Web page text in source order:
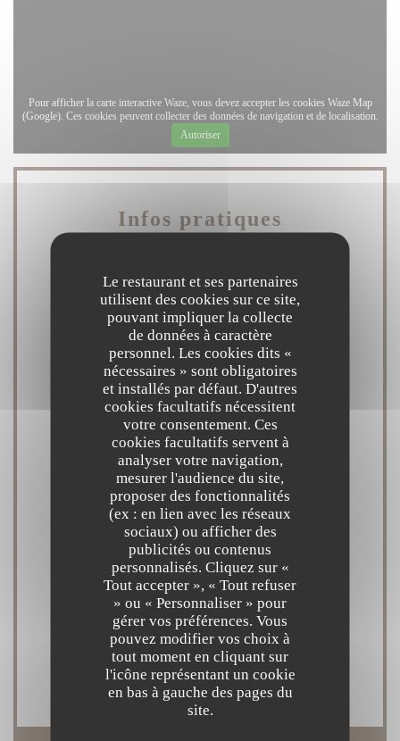
Le restaurant et ses partenaires
utilisent des cookies sur ce site,
pouvant impliquer la collecte
de données à caractère
personnel. Les cookies dits «
nécessaires » sont obligatoires
et installés par défaut. D'autres
cookies facultatifs nécessitent
votre consentement. Ces
cookies facultatifs servent à
analyser votre navigation,
mesurer l'audience du site,
proposer des fonctionnalités
(ex : en lien avec les réseaux
sociaux) ou afficher des
publicités ou contenus
personnalisés. Cliquez sur «
Tout accepter », « Tout refuser
» ou « Personnaliser » pour
gérer vos préférences. Vous
pouvez modifier vos choix à
tout moment en cliquant sur
l'icône représentant un cookie
en bas à gauche des pages du
site.
Pour afficher la carte interactive Waze, vous devez accepter les cookies Waze Map
(Google). Ces cookies peuvent collecter des données de navigation et de localisation.
Autoriser
Infos pratiques
Cuisine
Fusion asiatique et européenne, Fusion asiatique,
Méditéranéenne, Produits de la mer, Produits frais,
Fait maison
Type de restaurant
Restaurant Méditerranéen & Fusion Asiatique
Services
Climatisation, Wifi, Accès aux personnes à mobilité
réduite, Terrasse
Moyens de paiement
American Express, Titres restaurant, Visa, Paiement
Sans Contact, Eurocard/Mastercard, Espèces, Carte
Bleue, Apple Pay